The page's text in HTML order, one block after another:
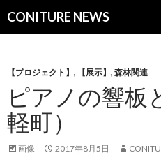
CONITURE NEWS
索
ン
ツ
へ
移
動
【プロジェクト】 , 【展示】 , 森林関連
ピアノの響板
軽町）
画像 2017年8月5日